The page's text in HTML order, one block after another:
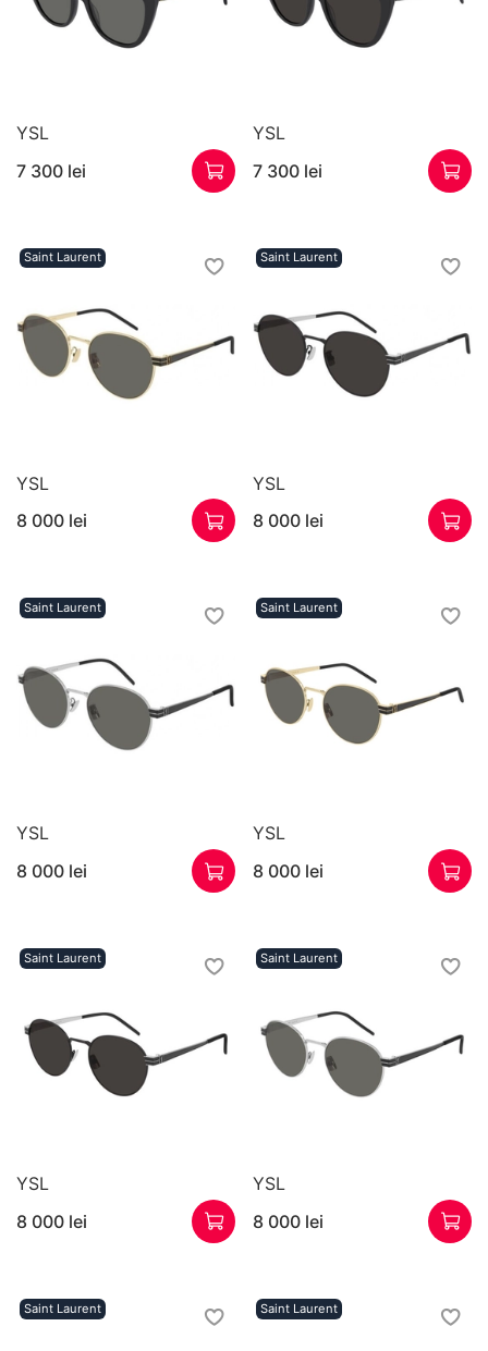
YSL
7 300 lei
YSL
7 300 lei
Saint Laurent
YSL
8 000 lei
Saint Laurent
YSL
8 000 lei
Saint Laurent
YSL
8 000 lei
Saint Laurent
YSL
8 000 lei
Saint Laurent
YSL
8 000 lei
Saint Laurent
YSL
8 000 lei
Saint Laurent Saint Laurent